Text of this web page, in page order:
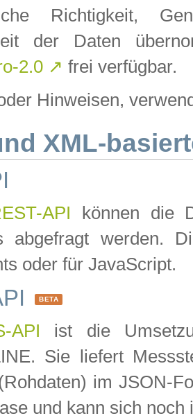
Richtigkeit,
der Daten
2.0 ↗ frei verfügbar.
Hinweisen,
XML-
API können die
abgefragt werden.
oder für JavaScript.
BETA
API ist die
Sie liefert
im JSON-
und kann sich noch